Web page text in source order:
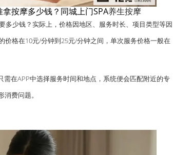
按摩多少钱？同城上门SPA养生按摩
少钱？实际上，价格因地区、服务时长、项目类型等因
格在10元/分钟到25元/分钟之间，单次服务价格一般在
在APP中选择服务时间和地点，系统便会匹配附近的专
费问题。